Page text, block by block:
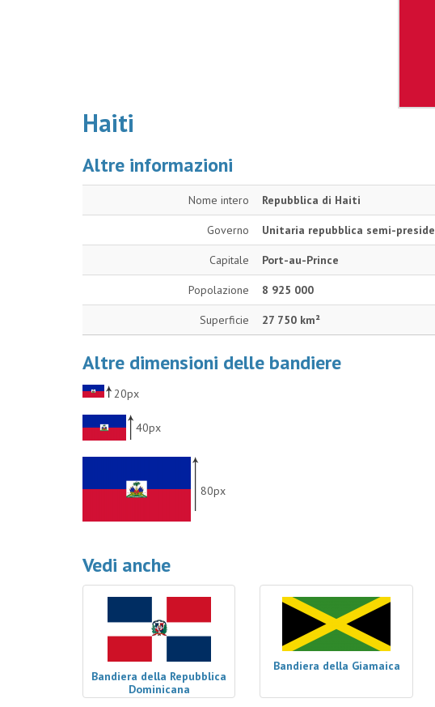
Haiti
Altre informazioni
Nome intero Repubblica di Haiti
Governo Unitaria repubblica semi-
Capitale Port-au-Prince
Popolazione 8 925 000
Superficie 27 750 km²
Altre dimensioni delle bandiere
20px
40px
80px
Vedi anche
Bandiera della Repubblica
Dominicana
Bandiera della Giamaica